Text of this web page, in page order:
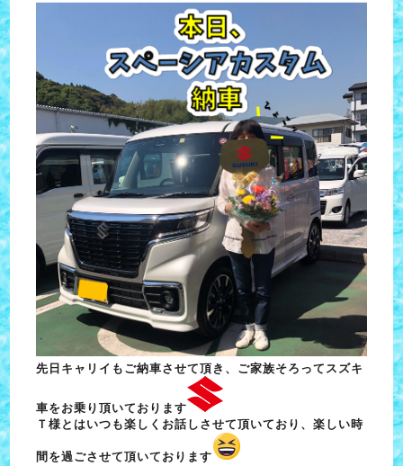
先日キャリイもご納車させて頂き、ご家族そろってスズキ
車をお乗り頂いております
Ｔ様とはいつも楽しくお話しさせて頂いており、楽しい時
間を過ごさせて頂いております